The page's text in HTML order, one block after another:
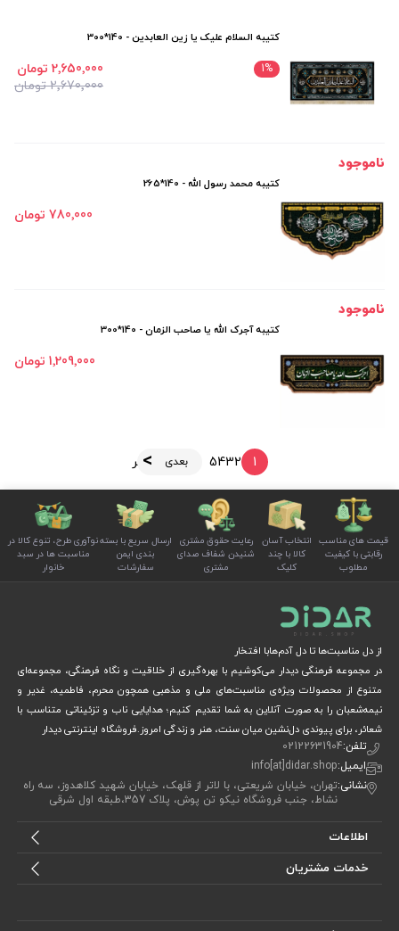
کتیبه السلام علیک یا زین العابدین - 140*300
1%
2٬670٬000 تومان
2٬650٬000 تومان
ناموجود
کتیبه محمد رسول الله - 140*265
780٬000 تومان
ناموجود
کتیبه آجرک الله یا صاحب الزمان - 140*300
1٬209٬000 تومان
1
2
3
4
5 بعدی آخر
قیمت های مناسب
رقابتی با کیفیت
مطلوب
انتخاب آسان
کالا با چند
کلیک
رعایت حقوق مشتری
شنیدن شفاف صدای
مشتری
ارسال سریع با بسته
بندی ایمن
سفارشات
نوآوری طرح، تنوع کالا در
مناسبت ها در سبد
خانوار
از دل مناسبت‌ها تا دل آدم‌هابا افتخار
در مجموعه فرهنگی دیدار می‌کوشیم با بهره‌گیری از خلاقیت و نگاه فرهنگی، مجموعه‌ای
متنوع از محصولات ویژه‌ی مناسبت‌های ملی و مذهبی همچون محرم، فاطمیه، غدیر و
نیمه‌شعبان را به صورت آنلاین به شما تقدیم کنیم؛ هدایایی ناب و تزئیناتی متناسب با
شعائر، برای پیوندی دل‌نشین میان سنت، هنر و زندگی امروز.فروشگاه اینترنتی دیدار
تلفن:02122631904
ایمیل:info[at]didar.shop
نشانی:تهران، خیابان شریعتی، با لاتر از قلهک، خیابان شهید کلاهدوز، سه راه
نشاط، جنب فروشگاه نیکو تن پوش، پلاک 357،طبقه اول شرقی
اطلاعات
خدمات مشتریان